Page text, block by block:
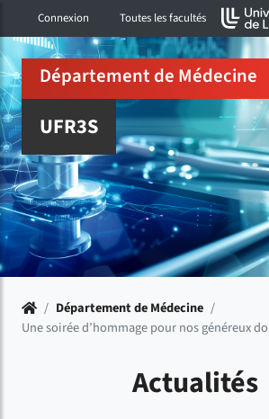
Accéder au menu principal
Accéder à la recherche
Accéder au pied de page
Connexion Toutes les facultés
menu
Département de Médecine
UFR3S
Accueil
/ Département de Médecine /
Une soirée d’hommage pour nos généreux
Actualités